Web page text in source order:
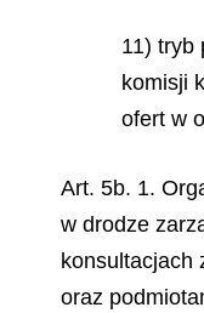
11) tryb
komisji
ofert w
Art. 5b. 1.
w drodze
konsultacjach
oraz